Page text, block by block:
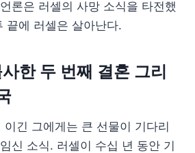
론은 러셀의 사망 소식을 타전했
끝에 러셀은 살아난다.
사한 두 번째 결혼 그리
이긴 그에게는 큰 선물이 기다리
신 소식. 러셀이 수십 년 동안 기